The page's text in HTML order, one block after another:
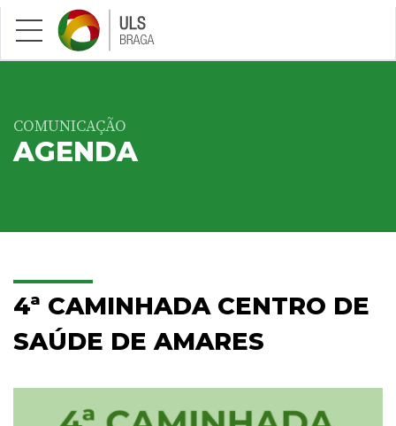
Saltar para conteúdo principal
COMUNICAÇÃO
AGENDA
4ª CAMINHADA CENTRO DE
SAÚDE DE AMARES